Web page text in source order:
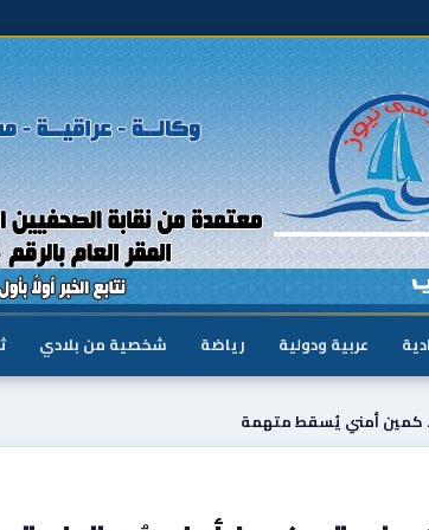
عربية ودولية رياضة شخصية من بلادي
كمين أمني يُسقط متهمة